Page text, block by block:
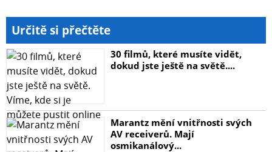
Určitě si přečtěte
30 filmů, které musíte vidět,
dokud jste ještě na světě....
Marantz mění vnitřnosti svých
AV receiverů. Mají
osmikanálový...